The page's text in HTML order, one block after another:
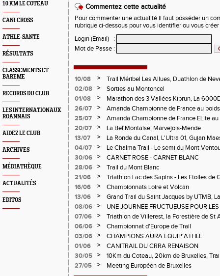
10 KM LE COTEAU
CANI CROSS
ATHLE-SANTE
RÉSULTATS
CLASSEMENTS ET
BAREME
RECORDS DU CLUB
LES INTERNATIONAUX
ROANNAIS
AIDEZ LE CLUB
ARCHIVES
MÉDIATHÈQUE
ACTUALITÉS
EDITOS
Commentez cette actualité
Pour commenter une actualité il faut posséder un
rubrique ci-dessous pour vous identifier ou vous
Login (Email)
:
Mot de Passe :
10/08 >
Trail Méribel Les Allues, Duathlon de
02/08
>
Sorties au Montoncel
01/08
>
Marathon des 3 Vallées Kiprun, La
Verticale d'Orcières, St Augustin
26/07 >
Amanda Championne de France au poids
25/07
>
Amanda Championne de France ELite
20/07
>
La Bel'Montaise, Marvejols-Mende
13/07
>
La Ronde du Canal, L'Ultra 01, Gujan
04/07
>
Le Chalma Trail - Le semi du Mont
Cublize - Les Passerelles de Monteynard
Pralognon La Vanoise
30/06 >
CARNET ROSE - CARNET BLANC
28/06
>
Trail du Mont Blanc
21/06
>
Triathlon Lac des Sapins - Les Etoiles de
16/06
>
Championnats Loire et Volcan
13/06
>
Grand Trail du Saint Jacques by UTMB,
d'Andrézieux-Bouthéon
08/06 >
UNE JOURNEE FRUCTUEUSE POUR
CHAMPIONNATS DE LA LOIRE A
07/06 >
Triathlon de Villerest, la Forestière de St
Circuit de la Sure, Tour du Pays Roannais
06/06 >
Championnat d'Europe de Trail
03/06
>
CHAMPIONS AURA EQUIP'ATHLE
01/06
>
CANITRAIL DU CRRA RENAISON
30/05
>
10Km du Coteau, 20km de Bruxelles,
Pilatrail
27/05 > Meeting Européen de Bruxelles